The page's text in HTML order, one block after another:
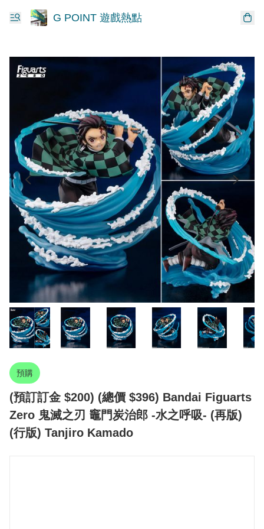
G POINT 遊戲熱點
預購
(預訂訂金 $200) (總價 $396) Bandai Figuarts
Zero 鬼滅之刃 竈門炭治郎 -水之呼吸- (再版)
(行版) Tanjiro Kamado